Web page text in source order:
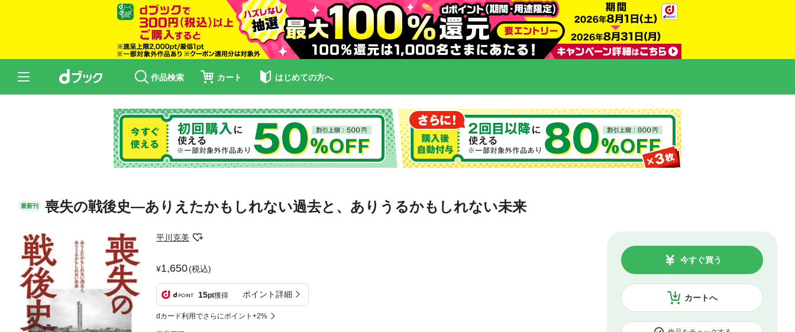
作品検索 カート はじめての方へ
最新刊 喪失の戦後史―ありえたかもしれない過去と、ありうるかもしれない未来
平川克美
1,650(税込)
15pt獲得 ポイント詳細
dカード利用でさらにポイント+2%
カートへ
今すぐ買う